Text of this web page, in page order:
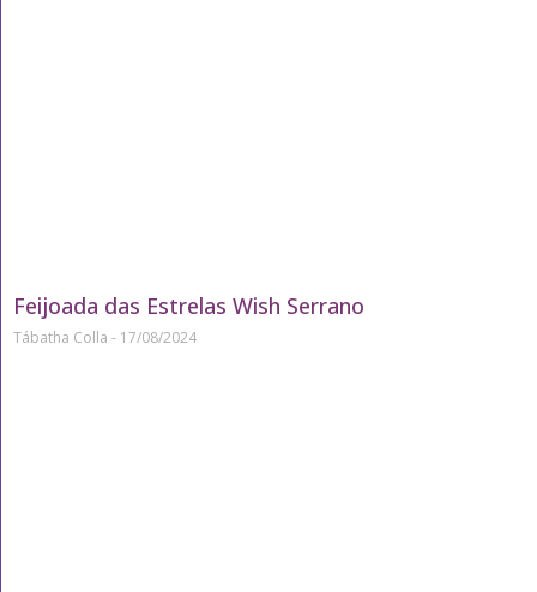
Feijoada das Estrelas Wish Serrano
Tábatha Colla 17/08/2024